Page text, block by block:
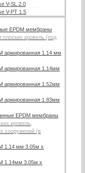
V-SL 2.0
V-PT 1.5
EPDM мембраны
кровель (под
армированная 1.14 мм
армированная 1.14мм
армированная 1.52мм
армированная 1.83мм
EPDM мембраны
кровель,
сооружений (в
1.14 мм 3.05м х
1.14мм 3.05м х